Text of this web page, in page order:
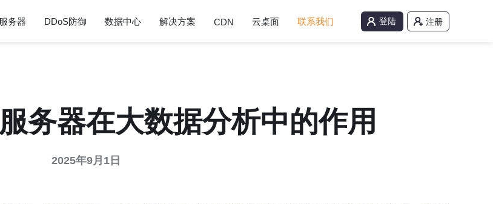
务器 DDoS防御 数据中心 解决方案 CDN 云桌面 联系我们 登陆 注册
务器在大数据分析中的作用
2025年9月1日